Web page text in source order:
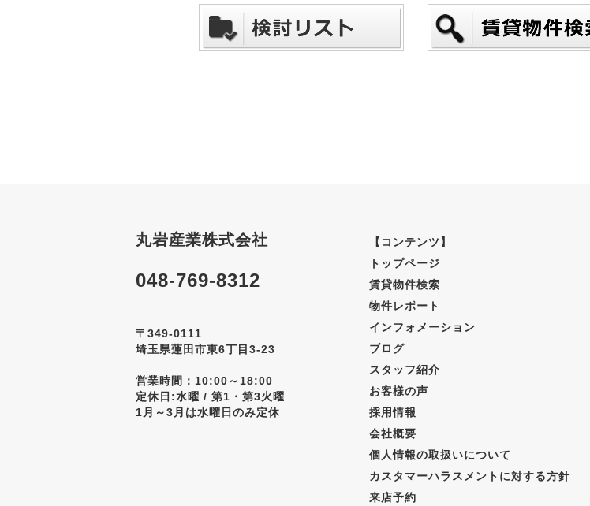
丸岩産業株式会社
048-769-8312
〒349-0111
埼玉県蓮田市東6丁目3-23
営業時間：10:00～18:00
定休日:水曜 / 第1・第3火曜
1月～3月は水曜日のみ定休
【コンテンツ】
トップページ
賃貸物件検索
物件レポート
インフォメーション
ブログ
スタッフ紹介
お客様の声
採用情報
会社概要
個人情報の取扱いについて
カスタマーハラスメントに対する方針
来店予約